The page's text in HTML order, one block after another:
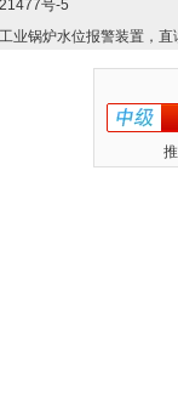
号-5
锅炉水位报警装置，